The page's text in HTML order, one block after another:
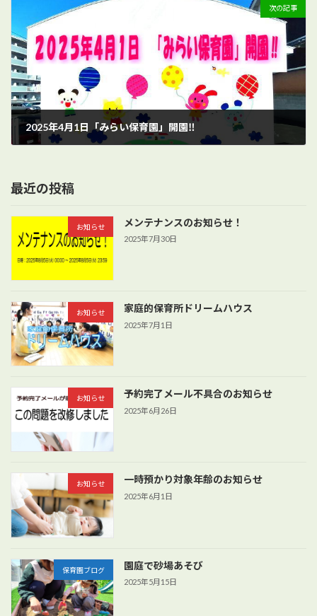
次の記事
2025年4月1日「みらい保育園」開園‼
最近の投稿
お知らせ メンテナンスのお知らせ！
2025年7月30日
お知らせ 家庭的保育所ドリームハウス
2025年7月1日
お知らせ 予約完了メール不具合のお知らせ
2025年6月26日
お知らせ 一時預かり対象年齢のお知らせ
2025年6月1日
保育園ブログ 園庭で砂場あそび
2025年5月15日